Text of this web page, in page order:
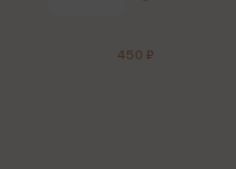
450 ₽